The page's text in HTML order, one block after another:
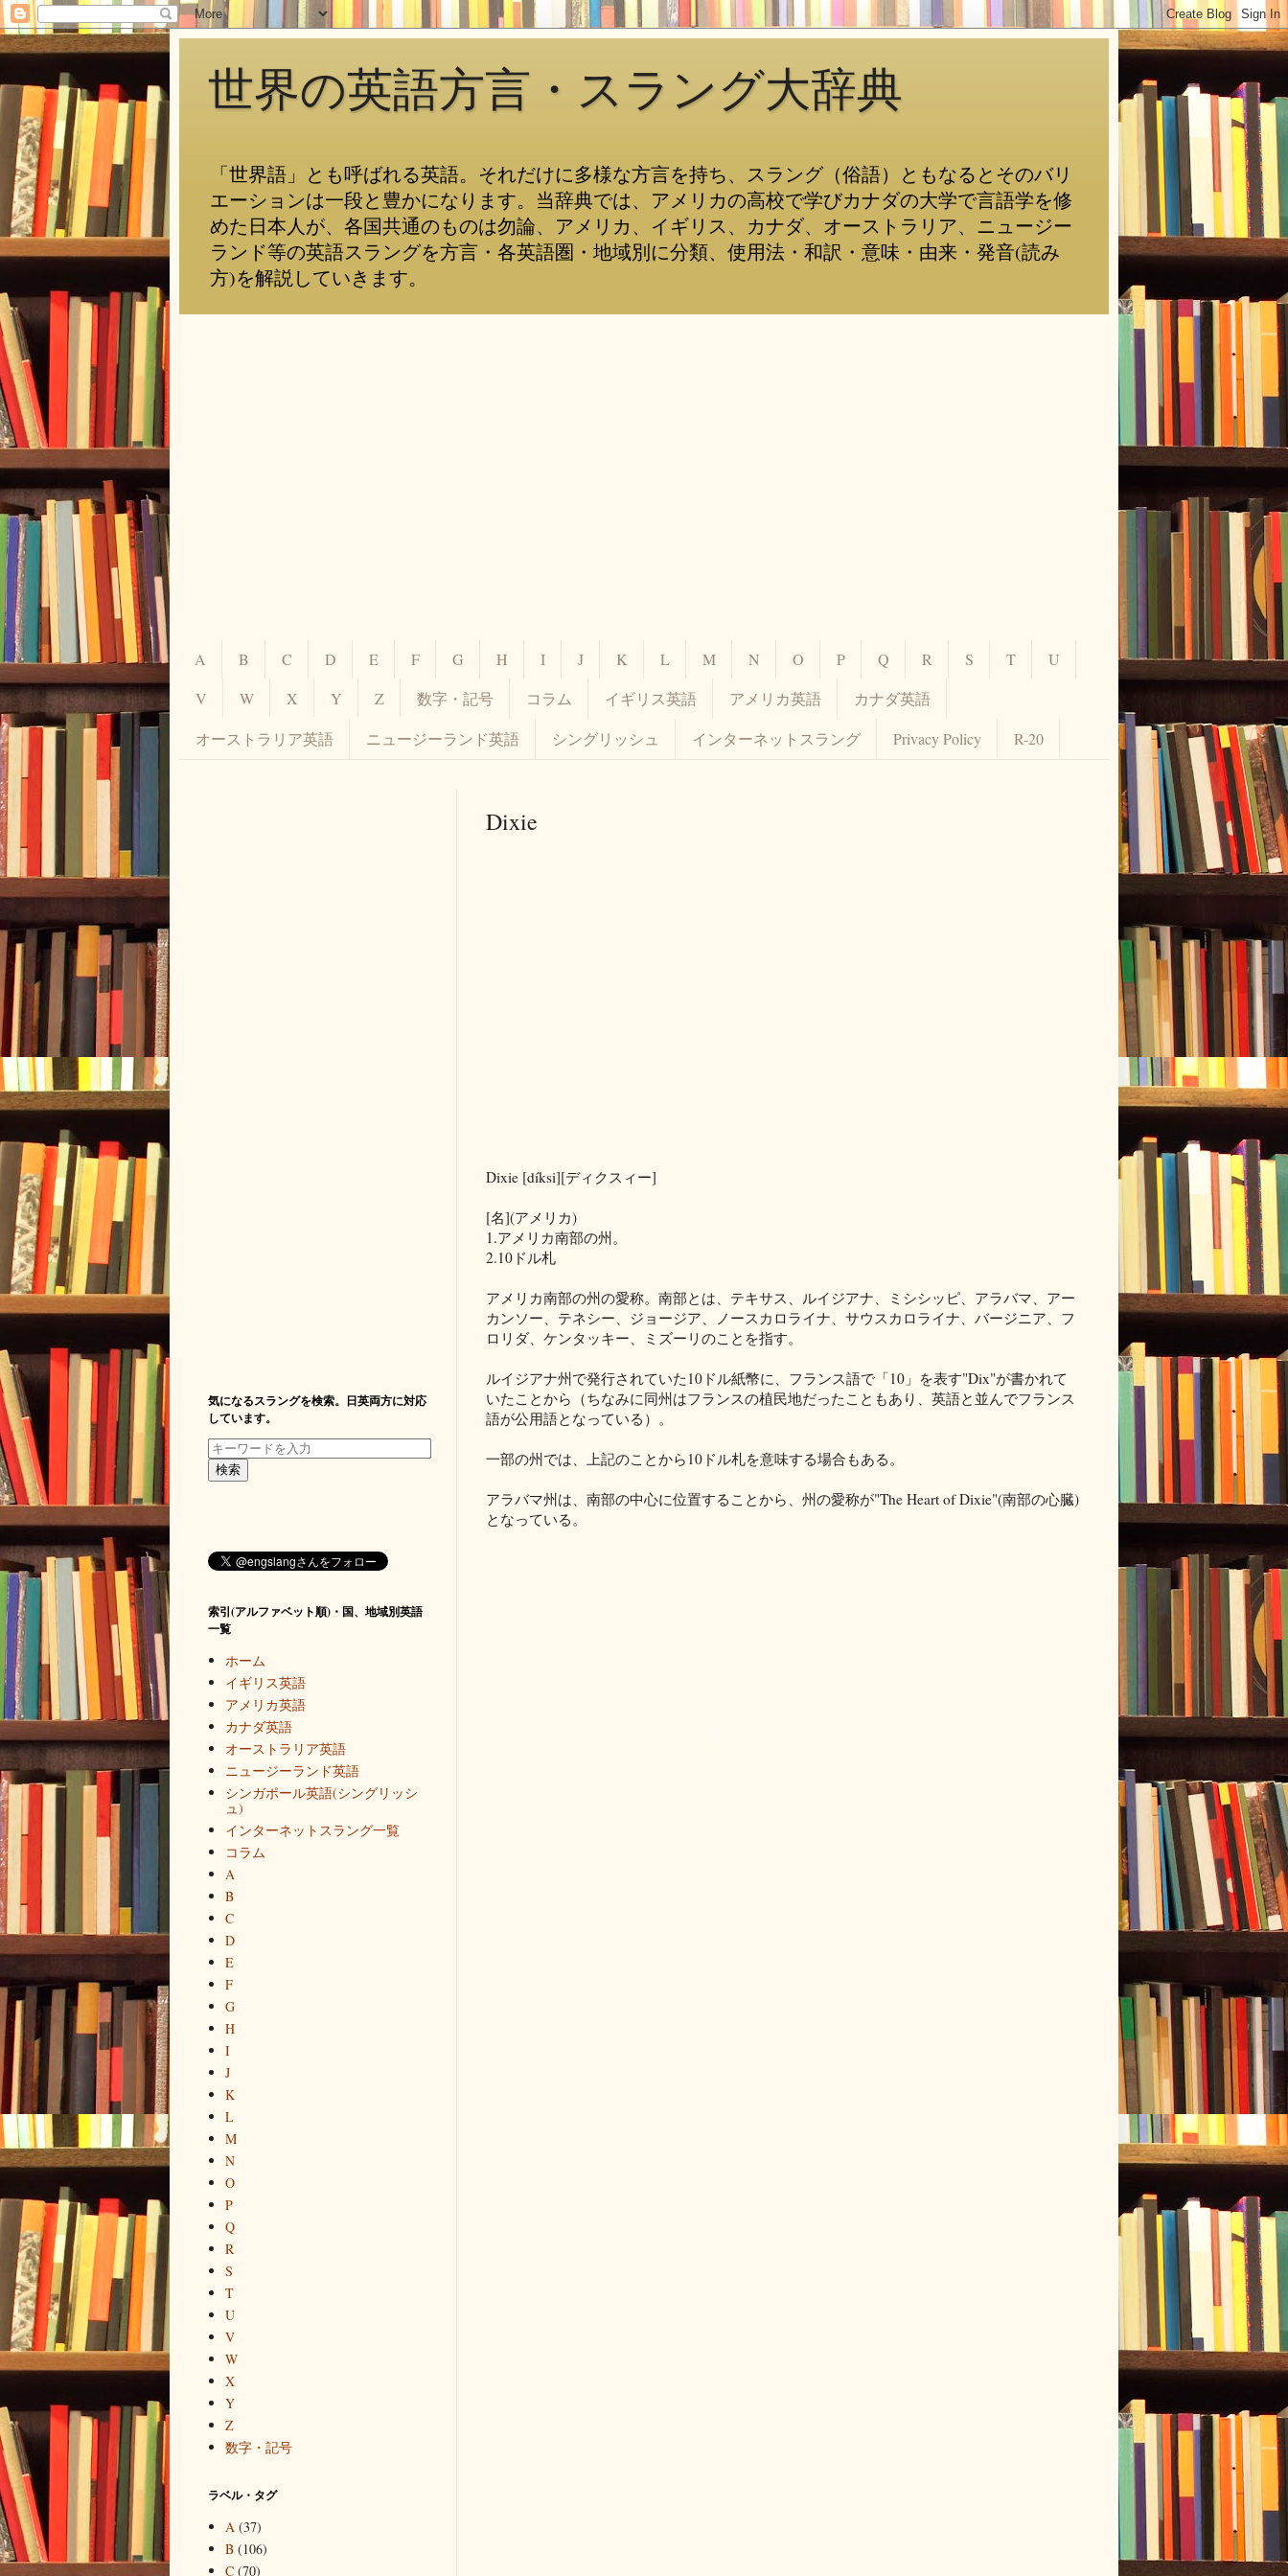
世界の英語方言・スラング大辞典
「世界語」とも呼ばれる英語。それだけに多様な方言を持ち、スラング（俗語）ともなるとそのバリ
エーションは一段と豊かになります。当辞典では、アメリカの高校で学びカナダの大学で言語学を修
めた日本人が、各国共通のものは勿論、アメリカ、イギリス、カナダ、オーストラリア、ニュージー
ランド等の英語スラングを方言・各英語圏・地域別に分類、使用法・和訳・意味・由来・発音(読み
方)を解説していきます。
A B C D E F G H I J K L M N O P Q R S T
U
V
W X Y Z 数字・記号 コラム イギリス英語 アメリカ英語 カナダ英語
オーストラリア英語 ニュージーランド英語 シングリッシュ インターネットスラング Privacy Policy R-20
Dixie
Dixie [díksi][ディクスィー]
[名](アメリカ)
1.アメリカ南部の州。
2.10ドル札
アメリカ南部の州の愛称。南部とは、テキサス、ルイジアナ、ミシシッピ、アラバマ、アー
カンソー、テネシー、ジョージア、ノースカロライナ、サウスカロライナ、バージニア、フ
ロリダ、ケンタッキー、ミズーリのことを指す。
ルイジアナ州で発行されていた10ドル紙幣に、フランス語で「10」を表す"Dix"が書かれて
いたことから（ちなみに同州はフランスの植民地だったこともあり、英語と並んでフランス
語が公用語となっている）。
一部の州では、上記のことから10ドル札を意味する場合もある。
アラバマ州は、南部の中心に位置することから、州の愛称が"The Heart of Dixie"(南部の心臓)
となっている。
気になるスラングを検索。日英両方に対応
しています。
索引(アルファベット順)・国、地域別英語
一覧
ホーム
イギリス英語
アメリカ英語
カナダ英語
オーストラリア英語
ニュージーランド英語
シンガポール英語(シングリッシ
ュ)
インターネットスラング一覧
コラム
A
B
C
D
E
F
G
H
I
J
K
L
M
N
O
P
Q
R
S
T
U
V
W
X
Y
Z
数字・記号
ラベル・タグ
A (37)
B (106)
C (70)